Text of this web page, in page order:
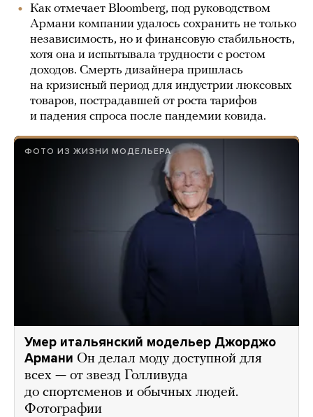
Как отмечает Bloomberg, под руководством
Армани компании удалось сохранить не только
независимость, но и финансовую стабильность,
хотя она и испытывала трудности с ростом
доходов. Смерть дизайнера пришлась
на кризисный период для индустрии люксовых
товаров, пострадавшей от роста тарифов
и падения спроса после пандемии ковида.
ФОТО ИЗ ЖИЗНИ МОДЕЛЬЕРА
Умер итальянский модельер Джорджо
Армани Он делал моду доступной для
всех — от звезд Голливуда
до спортсменов и обычных людей.
Фотографии